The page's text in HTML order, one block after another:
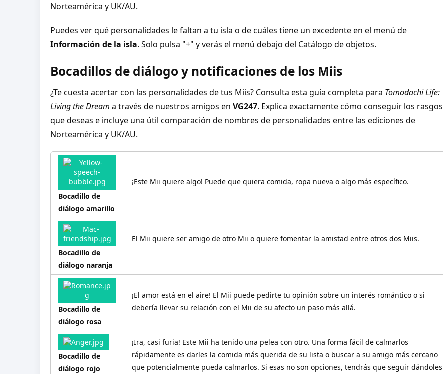
Norteamérica y UK/AU.
Puedes ver qué personalidades le faltan a tu isla o de cuáles tiene un excedente en el menú de
Información de la isla. Solo pulsa "+" y verás el menú debajo del Catálogo de objetos.
Bocadillos de diálogo y notificaciones de los Miis
¿Te cuesta acertar con las personalidades de tus Miis? Consulta esta guía completa para Tomodachi Life:
Living the Dream a través de nuestros amigos en VG247. Explica exactamente cómo conseguir los rasgos
que deseas e incluye una útil comparación de nombres de personalidades entre las ediciones de
Norteamérica y UK/AU.
Bocadillo de
diálogo amarillo
¡Este Mii quiere algo! Puede que quiera comida, ropa nueva o algo más específico.
Bocadillo de
diálogo naranja
El Mii quiere ser amigo de otro Mii o quiere fomentar la amistad entre otros dos Miis.
Bocadillo de
diálogo rosa
¡El amor está en el aire! El Mii puede pedirte tu opinión sobre un interés romántico o si
debería llevar su relación con el Mii de su afecto un paso más allá.
Bocadillo de
diálogo rojo
¡Ira, casi furia! Este Mii ha tenido una pelea con otro. Una forma fácil de calmarlos
rápidamente es darles la comida más querida de su lista o buscar a su amigo más cercano
que potencialmente pueda calmarlos. Si esas no son opciones, tendrás que seguir dándoles